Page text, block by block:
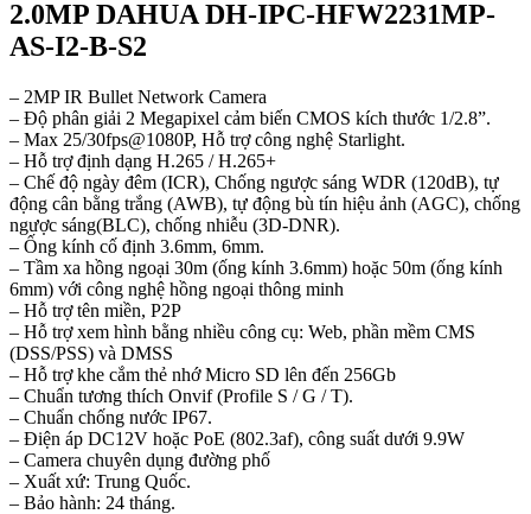
2.0MP DAHUA DH-IPC-HFW2231MP-
AS-I2-B-S2
– 2MP IR Bullet Network Camera
– Độ phân giải 2 Megapixel cảm biến CMOS kích thước 1/2.8”.
– Max 25/30fps@1080P, Hỗ trợ công nghệ Starlight.
– Hỗ trợ định dạng H.265 / H.265+
– Chế độ ngày đêm (ICR), Chống ngược sáng WDR (120dB), tự
động cân bằng trắng (AWB), tự động bù tín hiệu ảnh (AGC), chống
ngược sáng(BLC), chống nhiễu (3D-DNR).
– Ống kính cố định 3.6mm, 6mm.
– Tầm xa hồng ngoại 30m (ống kính 3.6mm) hoặc 50m (ống kính
6mm) với công nghệ hồng ngoại thông minh
– Hỗ trợ tên miền, P2P
– Hỗ trợ xem hình bằng nhiều công cụ: Web, phần mềm CMS
(DSS/PSS) và DMSS
– Hỗ trợ khe cắm thẻ nhớ Micro SD lên đến 256Gb
– Chuẩn tương thích Onvif (Profile S / G / T).
– Chuẩn chống nước IP67.
– Điện áp DC12V hoặc PoE (802.3af), công suất dưới 9.9W
– Camera chuyên dụng đường phố
– Xuất xứ: Trung Quốc.
– Bảo hành: 24 tháng.